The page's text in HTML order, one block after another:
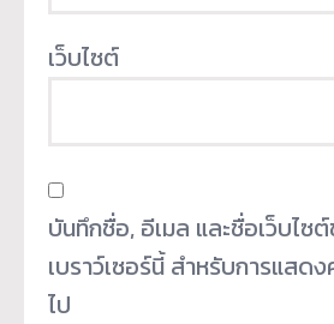
เว็บไซต์
บันทึกชื่อ, อีเมล และชื่อเว็บไซ
เบราว์เซอร์นี้ สำหรับการแสด
ไป